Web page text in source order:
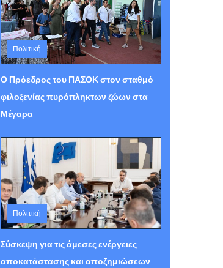
Πολιτική
Τετάρτη 05 Αυγούστου 2026 15:30
Ο Πρόεδρος του ΠΑΣΟΚ στον σταθμό
φιλοξενίας πυρόπληκτων ζώων στα
Μέγαρα
Πολιτική
Τετάρτη 05 Αυγούστου 2026 15:26
Σύσκεψη για τις άμεσες ενέργειες
αποκατάστασης και αποζημιώσεων